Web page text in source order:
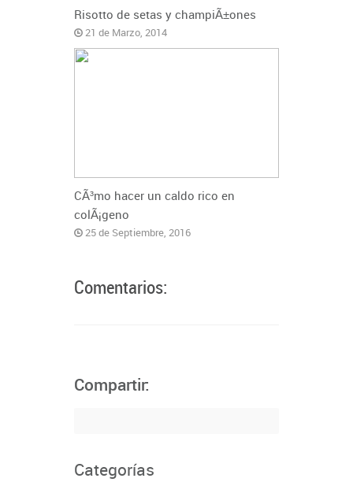
Risotto de setas y champiÃ±ones
21 de Marzo, 2014
CÃ³mo hacer un caldo rico en
colÃ¡geno
25 de Septiembre, 2016
Comentarios:
Compartir:
Categorías